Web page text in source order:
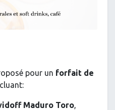
pour un forfait de
Maduro Toro,